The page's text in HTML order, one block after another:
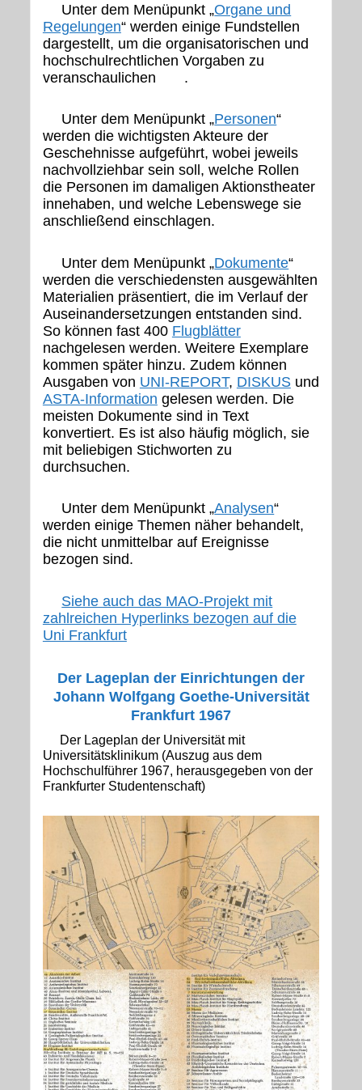
Unter dem Menüpunkt „Organe und
Regelungen“ werden einige Fundstellen
dargestellt, um die organisatorischen und
hochschulrechtlichen Vorgaben zu
veranschaulichen .
Unter dem Menüpunkt „Personen“
werden die wichtigsten Akteure der
Geschehnisse aufgeführt, wobei jeweils
nachvollziehbar sein soll, welche Rollen
die Personen im damaligen Aktionstheater
innehaben, und welche Lebenswege sie
anschließend einschlagen.
Unter dem Menüpunkt „Dokumente“
werden die verschiedensten ausgewählten
Materialien präsentiert, die im Verlauf der
Auseinandersetzungen entstanden sind.
So können fast 400 Flugblätter
nachgelesen werden. Weitere Exemplare
kommen später hinzu. Zudem können
Ausgaben von UNI-REPORT, DISKUSund
ASTA-Information gelesen werden. Die
meisten Dokumente sind in Text
konvertiert. Es ist also häufig möglich, sie
mit beliebigen Stichworten zu
durchsuchen.
Unter dem Menüpunkt „Analysen“
werden einige Themen näher behandelt,
die nicht unmittelbar auf Ereignisse
bezogen sind.
Siehe auch das MAO-Projekt mit
zahlreichen Hyperlinks bezogen auf die
Uni Frankfurt
Der Lageplan der Einrichtungen der
Johann Wolfgang Goethe-Universität
Frankfurt 1967
Der Lageplan der Universität mit
Universitätsklinikum (Auszug aus dem
Hochschulführer 1967, herausgegeben von der
Frankfurter Studentenschaft)